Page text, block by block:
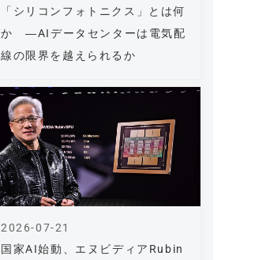
「シリコンフォトニクス」とは何
か ―AIデータセンターは電気配
線の限界を越えられるか
国家AI始動、エヌビディアRubin
2026-07-21